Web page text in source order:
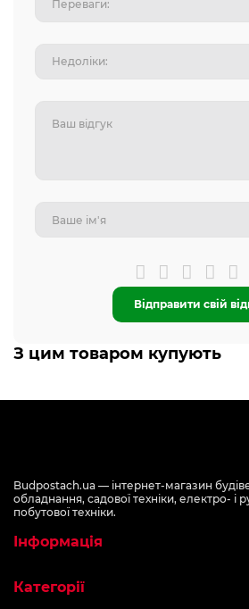
Відправити свій
З цим товаром купують
Budpostach.ua — інтернет-магазин
обладнання, садової техніки, електро- і
побутової техніки.
Інформація
Категорії